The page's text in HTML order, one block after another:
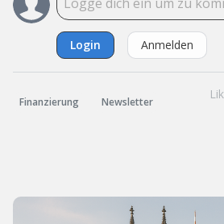
Login Anmelden
Finanzierung Newsletter